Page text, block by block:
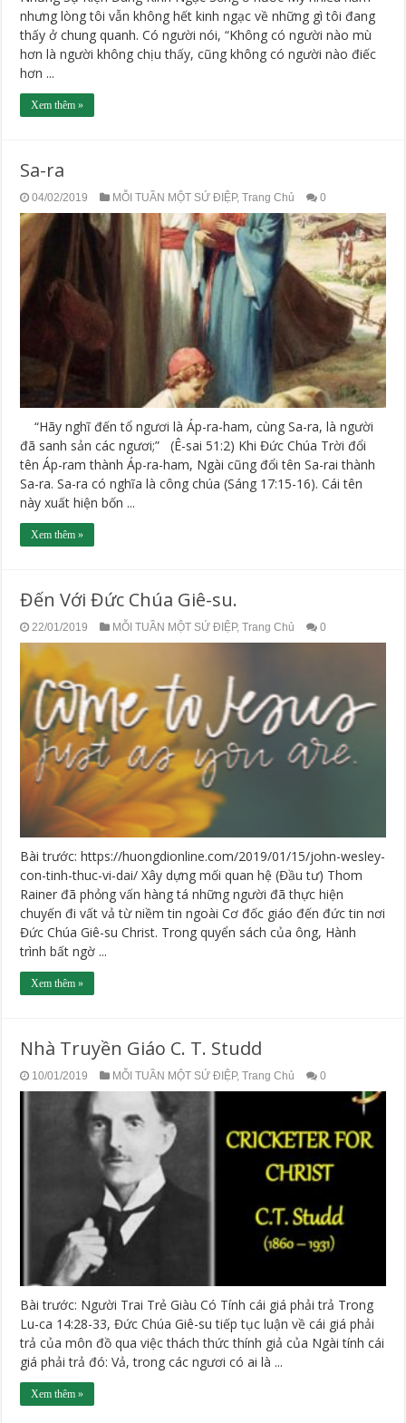
nhưng lòng tôi vẫn không hết kinh ngạc về những gì tôi đang
thấy ở chung quanh. Có người nói, “Không có người nào mù
hơn là người không chịu thấy, cũng không có người nào điếc
hơn ...
Xem thêm »
Sa-ra
04/02/2019 MỖI TUẦN MỘT SỨ ĐIỆP,Trang Chủ 0
“Hãy nghĩ đến tổ ngươi là Áp-ra-ham, cùng Sa-ra, là người
đã sanh sản các ngươi;” (Ê-sai 51:2) Khi Đức Chúa Trời đổi
tên Áp-ram thành Áp-ra-ham, Ngài cũng đổi tên Sa-rai thành
Sa-ra. Sa-ra có nghĩa là công chúa (Sáng 17:15-16). Cái tên
này xuất hiện bốn ...
Xem thêm »
Đến Với Đức Chúa Giê-su.
22/01/2019 MỖI TUẦN MỘT SỨ ĐIỆP,Trang Chủ 0
Bài trước: https://huongdionline.com/2019/01/15/john-wesley-
con-tinh-thuc-vi-dai/ Xây dựng mối quan hệ (Đầu tư) Thom
Rainer đã phỏng vấn hàng tá những người đã thực hiện
chuyến đi vất vả từ niềm tin ngoài Cơ đốc giáo đến đức tin nơi
Đức Chúa Giê-su Christ. Trong quyển sách của ông, Hành
trình bất ngờ ...
Xem thêm »
Nhà Truyền Giáo C. T. Studd
10/01/2019 MỖI TUẦN MỘT SỨ ĐIỆP,Trang Chủ 0
Bài trước: Người Trai Trẻ Giàu Có Tính cái giá phải trả Trong
Lu-ca 14:28-33, Đức Chúa Giê-su tiếp tục luận về cái giá phải
trả của môn đồ qua việc thách thức thính giả của Ngài tính cái
giá phải trả đó: Vả, trong các ngươi có ai là ...
Xem thêm »